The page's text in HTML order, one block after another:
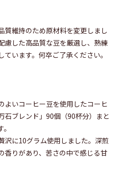
維持のため原材料を変更しまし
慮した高品質な豆を厳選し、熟練
います。何卒ご了承ください。
よいコーヒー豆を使用したコーヒ
石ブレンド」90個（90杯分）まと
沢に10グラム使用しました。深煎
香りがあり、苦さの中で感じる甘